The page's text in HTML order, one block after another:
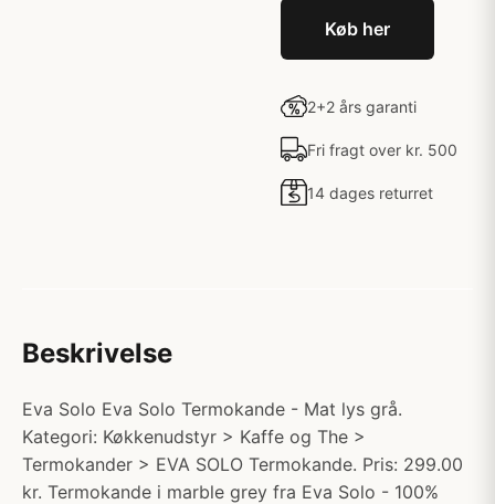
Køb her
2+2 års garanti
Fri fragt over kr. 500
14 dages returret
Beskrivelse
Eva Solo Eva Solo Termokande - Mat lys grå.
Kategori: Køkkenudstyr > Kaffe og The >
Termokander > EVA SOLO Termokande. Pris: 299.00
kr. Termokande i marble grey fra Eva Solo - 100%